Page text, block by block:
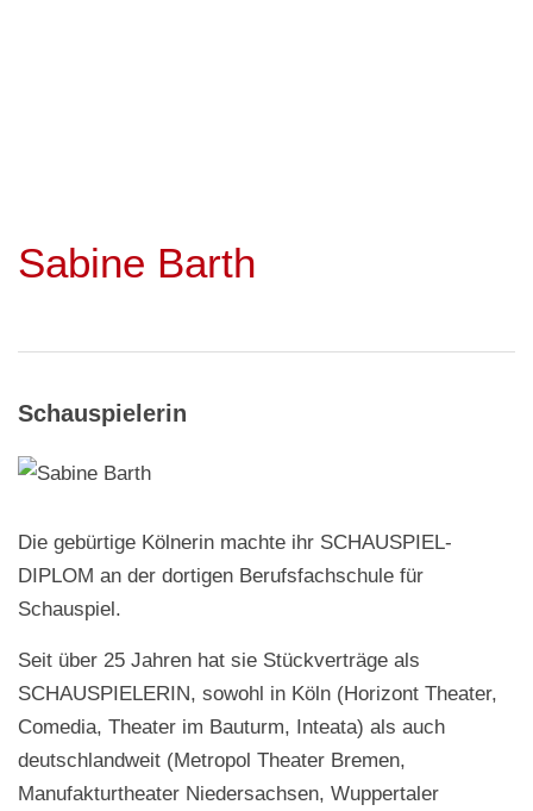
Sabine Barth
Schauspielerin
Die gebürtige Kölnerin machte ihr SCHAUSPIEL-
DIPLOM an der dortigen Berufsfachschule für
Schauspiel.
Seit über 25 Jahren hat sie Stückverträge als
SCHAUSPIELERIN, sowohl in Köln (Horizont Theater,
Comedia, Theater im Bauturm, Inteata) als auch
deutschlandweit (Metropol Theater Bremen,
Manufakturtheater Niedersachsen, Wuppertaler